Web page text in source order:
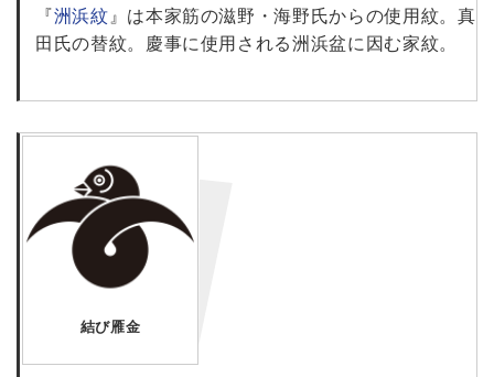
『洲浜紋』は本家筋の滋野・海野氏からの使用紋。真
田氏の替紋。慶事に使用される洲浜盆に因む家紋。
結び雁金